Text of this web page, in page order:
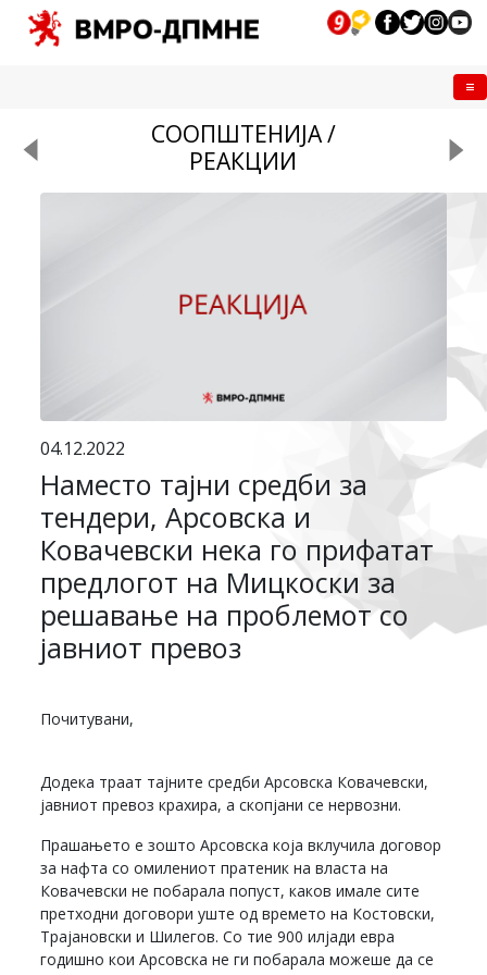
СООПШТЕНИЈА /
РЕАКЦИИ
04.12.2022
Наместо тајни средби за
тендери, Арсовска и
Ковачевски нека го прифатат
предлогот на Мицкоски за
решавање на проблемот со
јавниот превоз
Почитувани,
Додека траат тајните средби Арсовска Ковачевски,
јавниот превоз крахира, а скопјани се нервозни.
Прашањето е зошто Арсовска која вклучила договор
за нафта со омилениот пратеник на власта на
Ковачевски не побарала попуст, каков имале сите
претходни договори уште од времето на Костовски,
Трајановски и Шилегов. Со тие 900 илјади евра
годишно кои Арсовска не ги побарала можеше да се